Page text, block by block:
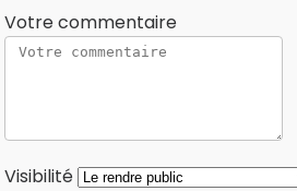
Votre commentaire
Visibilité